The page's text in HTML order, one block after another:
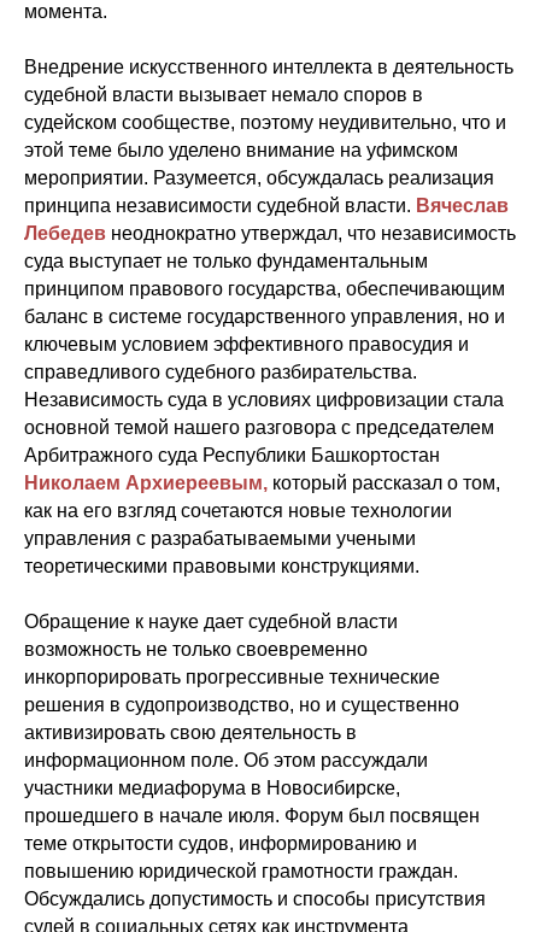
момента.
Внедрение искусственного интеллекта в деятельность
судебной власти вызывает немало споров в
судейском сообществе, поэтому неудивительно, что и
этой теме было уделено внимание на уфимском
мероприятии. Разумеется, обсуждалась реализация
принципа независимости судебной власти. Вячеслав
Лебедев неоднократно утверждал, что независимость
суда выступает не только фундаментальным
принципом правового государства, обеспечивающим
баланс в системе государственного управления, но и
ключевым условием эффективного правосудия и
справедливого судебного разбирательства.
Независимость суда в условиях цифровизации стала
основной темой нашего разговора с председателем
Арбитражного суда Республики Башкортостан
Николаем Архиереевым, который рассказал о том,
как на его взгляд сочетаются новые технологии
управления с разрабатываемыми учеными
теоретическими правовыми конструкциями.
Обращение к науке дает судебной власти
возможность не только своевременно
инкорпорировать прогрессивные технические
решения в судопроизводство, но и существенно
активизировать свою деятельность в
информационном поле. Об этом рассуждали
участники медиафорума в Новосибирске,
прошедшего в начале июля. Форум был посвящен
теме открытости судов, информированию и
повышению юридической грамотности граждан.
Обсуждались допустимость и способы присутствия
судей в социальных сетях как инструмента